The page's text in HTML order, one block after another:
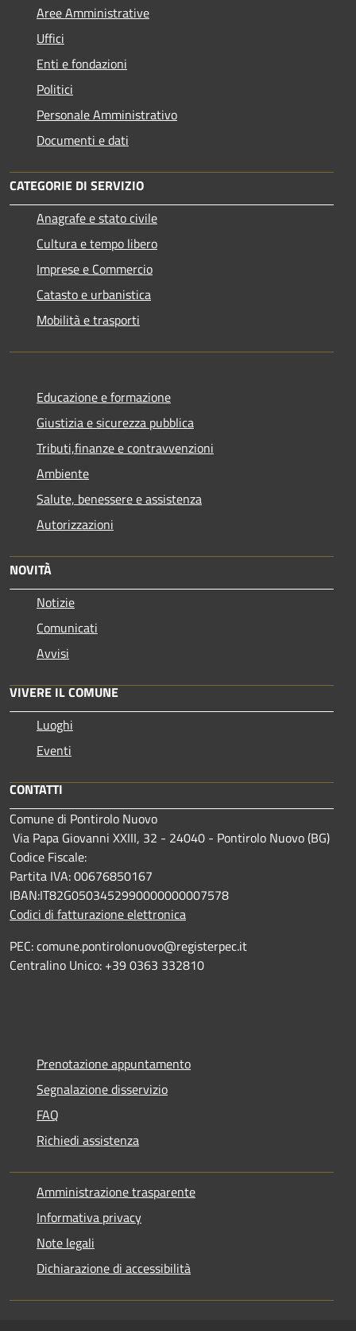
Aree Amministrative
Uffici
Enti e fondazioni
Politici
Personale Amministrativo
Documenti e dati
CATEGORIE DI SERVIZIO
Anagrafe e stato civile
Cultura e tempo libero
Imprese e Commercio
Catasto e urbanistica
Mobilità e trasporti
Educazione e formazione
Giustizia e sicurezza pubblica
Tributi,finanze e contravvenzioni
Ambiente
Salute, benessere e assistenza
Autorizzazioni
NOVITÀ
Notizie
Comunicati
Avvisi
VIVERE IL COMUNE
Luoghi
Eventi
CONTATTI
Comune di Pontirolo Nuovo
Via Papa Giovanni XXIII, 32 - 24040 - Pontirolo Nuovo (BG)
Codice Fiscale:
Partita IVA: 00676850167
IBAN:IT82G0503452990000000007578
Codici di fatturazione elettronica
PEC: comune.pontirolonuovo@registerpec.it
Centralino Unico: +39 0363 332810
Prenotazione appuntamento
Segnalazione disservizio
FAQ
Richiedi assistenza
Amministrazione trasparente
Informativa privacy
Note legali
Dichiarazione di accessibilità